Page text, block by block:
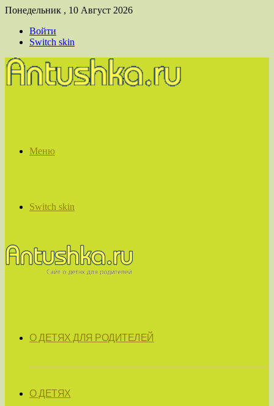
Понедельник , 10 Август 2026
Войти
Switch skin
Меню
Switch skin
О ДЕТЯХ ДЛЯ РОДИТЕЛЕЙ
О ДЕТЯХ